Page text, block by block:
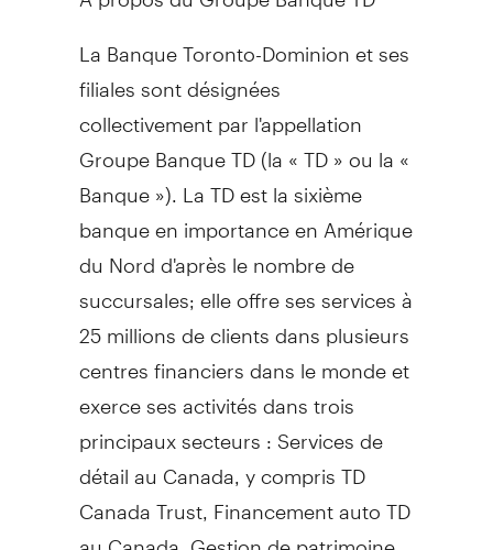
La Banque Toronto-Dominion et ses
filiales sont désignées
collectivement par l'appellation
Groupe Banque TD (la « TD » ou la «
Banque »). La TD est la sixième
banque en importance en Amérique
du Nord d'après le nombre de
succursales; elle offre ses services à
25 millions de clients dans plusieurs
centres financiers dans le monde et
exerce ses activités dans trois
principaux secteurs : Services de
détail au Canada , y compris TD
Canada Trust, Financement auto TD
au Canada Gestion depatrimoine